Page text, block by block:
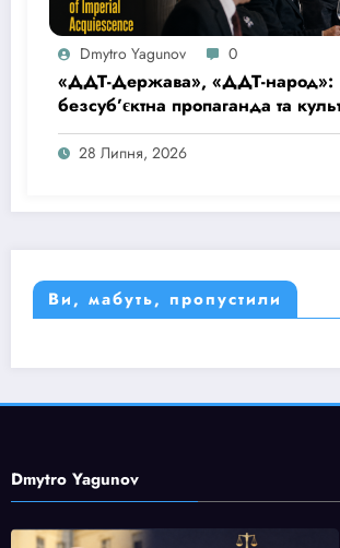
Dmytro Yagunov 0
«ДДТ-Держава», «ДДТ-народ»:
безсуб’єктна пропаганда та
матриця імперської покірності
28 Липня, 2026
Ви, мабуть, пропустили
Dmytro Yagunov